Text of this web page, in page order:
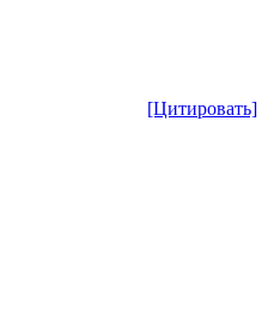
[Цитировать]